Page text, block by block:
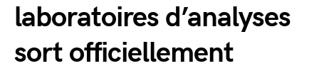
laboratoires d’analyses
sort officiellement